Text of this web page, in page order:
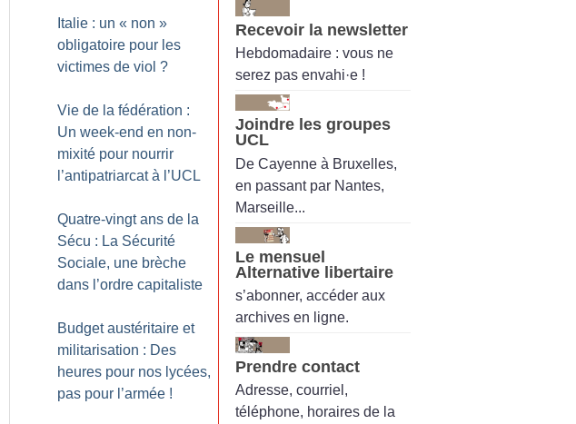
Italie : un « non »
obligatoire pour les
victimes de viol ?
Vie de la fédération :
Un week-end en non-
mixité pour nourrir
l’antipatriarcat à l’UCL
Quatre-vingt ans de la
Sécu : La Sécurité
Sociale, une brèche
dans l’ordre capitaliste
Budget austéritaire et
militarisation : Des
heures pour nos lycées,
pas pour l’armée !
Recevoir la newsletter
Hebdomadaire : vous ne
serez pas envahi·e !
Joindre les groupes
UCL
De Cayenne à Bruxelles,
en passant par Nantes,
Marseille...
Le mensuel
Alternative libertaire
s’abonner, accéder aux
archives en ligne.
Prendre contact
Adresse, courriel,
téléphone, horaires de la